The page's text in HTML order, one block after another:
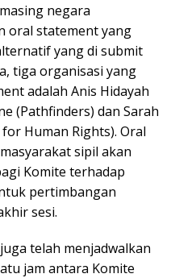
negara
oral statement yang
yang di submit
tiga organisasi yang
adalah Anis Hidayah
(Pathfinders) dan Sarah
Human Rights). Oral
sipil akan
Komite terhadap
pertimbangan
sesi.
telah menjadwalkan
jam antara Komite